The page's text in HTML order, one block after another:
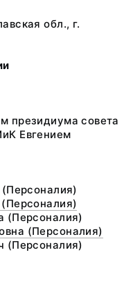
обл., г.
президиума совета
Евгением
(Персоналия)
(Персоналия)
(Персоналия)
(Персоналия)